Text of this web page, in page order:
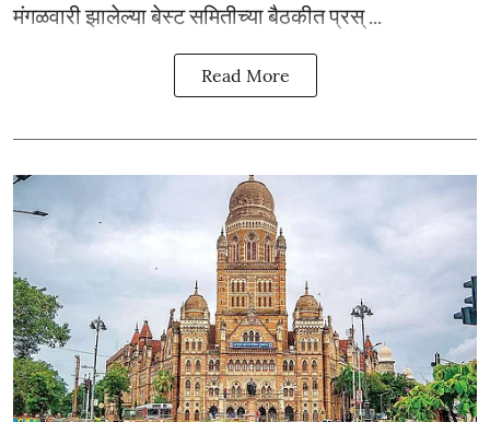
मंगळवारी झालेल्या बेस्ट समितीच्या बैठकीत प्रस् ...
Read More